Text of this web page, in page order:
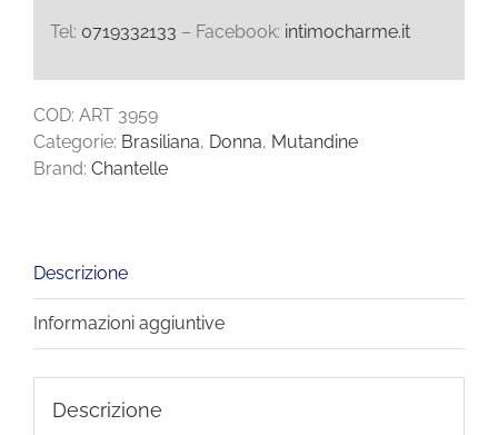
Tel: 0719332133 – Facebook: intimocharme.it
COD: ART 3959
Categorie: Brasiliana, Donna, Mutandine
Brand: Chantelle
Descrizione
Informazioni aggiuntive
Descrizione